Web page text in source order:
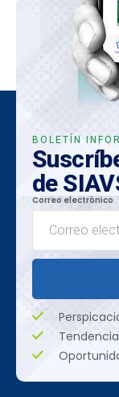
BOLETÍN
de
Correo electrónico